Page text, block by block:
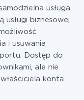
usługa.
usługi biznesowej
i usuwania
Dostęp do
ale nie
konta.